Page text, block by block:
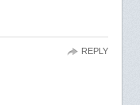
REPLY